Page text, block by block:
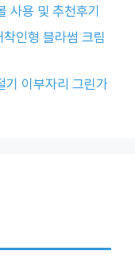
사용 및 추천후기
인형 블라썸 크림
기 이부자리 그린가